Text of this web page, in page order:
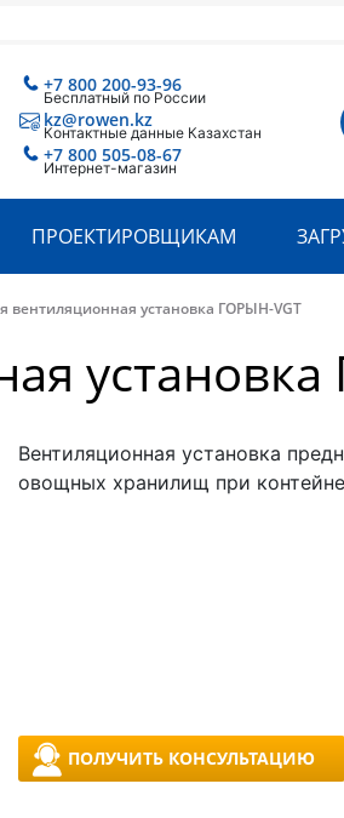
+7 800 200-93-96
Бесплатный по России
+7 800 505-08-67
Интернет-магазин
kz@rowen.kz
Контактные данные Казахстан
ПРОЕКТИРОВЩИКАМ
вентиляционная установка ГОРЫН-VGT
Вентиляционная установка
овощных хранилищ при
ПОЛУЧИТЬ КОНСУЛЬТАЦИЮ